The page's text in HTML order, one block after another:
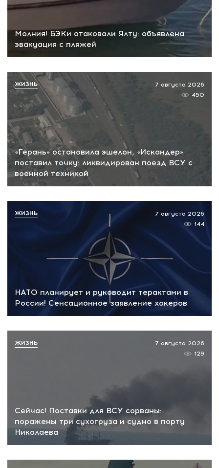
Молния! БЭКи атаковали Ялту: объявлена
эвакуация с пляжей
«Герань» остановила эшелон, «Искандер»
поставил точку: ликвидирован поезд ВСУ с
военной техникой
7 августа 2026
450
ЖИЗНЬ
НАТО планирует и руководит терактами в
России! Сенсационное заявление хакеров
7 августа 2026
144
ЖИЗНЬ
Сейчас! Поставки для ВСУ сорваны:
поражены три сухогруза и судно в порту
Николаева
7 августа 2026
129
ЖИЗНЬ